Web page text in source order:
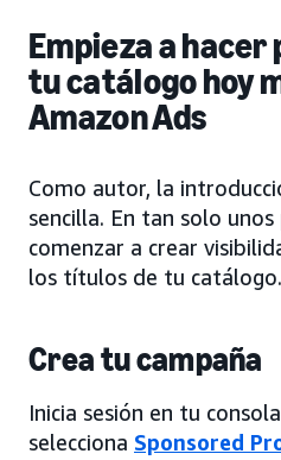
Empieza a
tu catálogo hoy
Amazon Ads
Como autor, la
sencilla. En tan solo
comenzar a crear
los títulos de tu catálogo.
Crea tu campaña
Inicia sesión en tu
selecciona Sponsored